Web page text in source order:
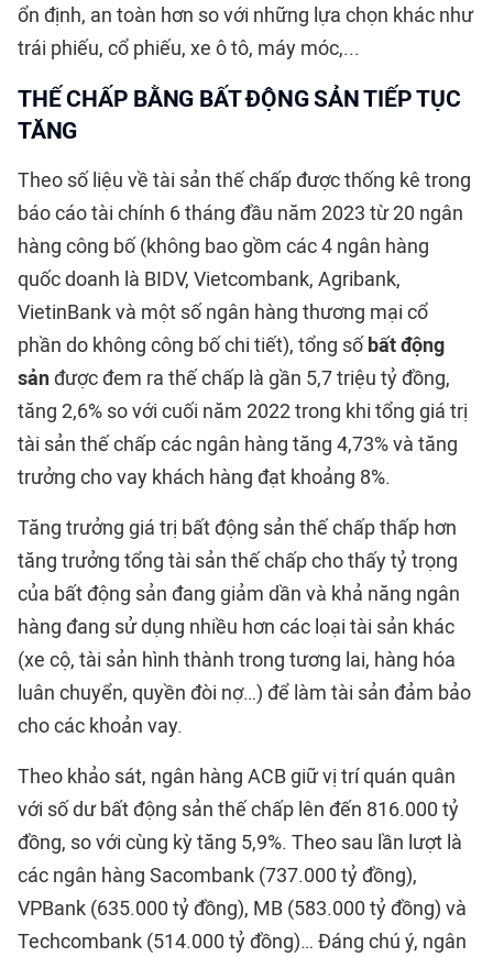
ổn định, an toàn hơn so với những lựa chọn khác như
trái phiếu, cổ phiếu, xe ô tô, máy móc,...
THẾ CHẤP BẰNG BẤT ĐỘNG SẢN TIẾP TỤC
TĂNG
Theo số liệu về tài sản thế chấp được thống kê trong
báo cáo tài chính 6 tháng đầu năm 2023 từ 20 ngân
hàng công bố (không bao gồm các 4 ngân hàng
quốc doanh là BIDV, Vietcombank, Agribank,
VietinBank và một số ngân hàng thương mại cổ
phần do không công bố chi tiết), tổng sốbất động
sảnđược đem ra thế chấp là gần 5,7 triệu tỷ đồng,
tăng 2,6% so với cuối năm 2022 trong khi tổng giá trị
tài sản thế chấp các ngân hàng tăng 4,73% và tăng
trưởng cho vay khách hàng đạt khoảng 8%.
Tăng trưởng giá trị bất động sản thế chấp thấp hơn
tăng trưởng tổng tài sản thế chấp cho thấy tỷ trọng
của bất động sản đang giảm dần và khả năng ngân
hàng đang sử dụng nhiều hơn các loại tài sản khác
(xe cộ, tài sản hình thành trong tương lai, hàng hóa
luân chuyển, quyền đòi nợ…) để làm tài sản đảm bảo
cho các khoản vay.
Theo khảo sát, ngân hàng ACB giữ vị trí quán quân
với số dư bất động sản thế chấp lên đến 816.000 tỷ
đồng, so với cùng kỳ tăng 5,9%. Theo sau lần lượt là
các ngân hàng Sacombank (737.000 tỷ đồng),
VPBank (635.000 tỷ đồng), MB (583.000 tỷ đồng) và
Techcombank (514.000 tỷ đồng)… Đáng chú ý, ngân